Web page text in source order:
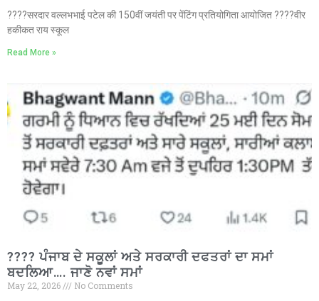
????सरदार वल्लभभाई पटेल की 150वीं जयंती पर पेंटिंग प्रतियोगिता आयोजित ????वीर
हकीकत राय स्कूल
Read More »
???? ਪੰਜਾਬ ਦੇ ਸਕੂਲਾਂ ਅਤੇ ਸਰਕਾਰੀ ਦਫਤਰਾਂ ਦਾ ਸਮਾਂ
ਬਦਲਿਆ…. ਜਾਣੋ ਨਵਾਂ ਸਮਾਂ
May 22, 2026
No Comments